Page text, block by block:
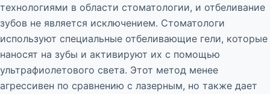
технологиями в области стоматологии, и отбеливание
зубов не является исключением. Стоматологи
используют специальные отбеливающие гели, которые
наносят на зубы и активируют их с помощью
ультрафиолетового света. Этот метод менее
агрессивен по сравнению с лазерным, но также дает